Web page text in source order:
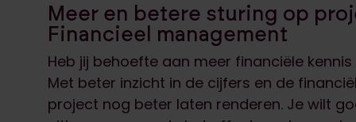
Meer en betere sturing op
Financieel management
Heb jij behoefte aan meer financiële
Met beter inzicht in de cijfers en de
project nog beter laten renderen. Je wilt